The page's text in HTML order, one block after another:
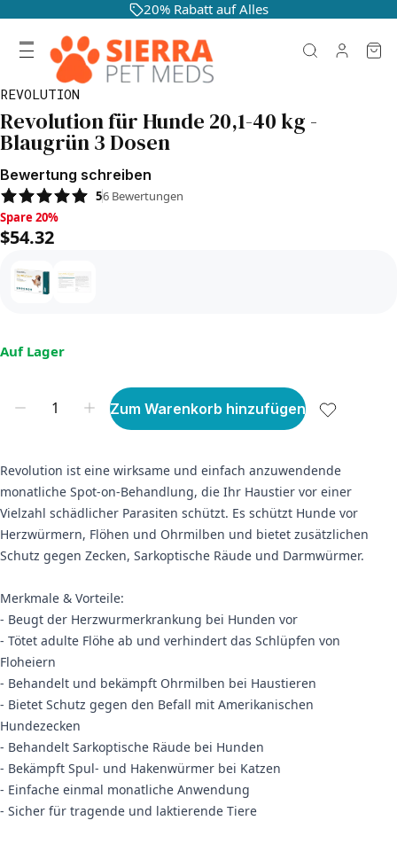
20% Rabatt auf Alles
REVOLUTION
Revolution für Hunde 20,1-40 kg -
Blaugrün 3 Dosen
Bewertung schreiben
56 Bewertungen
Spare 20%, $54.32
Spare 20%
$54.32
Auf Lager
Zum Warenkorb hinzufügen
Revolution ist eine wirksame und einfach anzuwendende
monatliche Spot-on-Behandlung, die Ihr Haustier vor einer
Vielzahl schädlicher Parasiten schützt. Es schützt Hunde vor
Herzwürmern, Flöhen und Ohrmilben und bietet zusätzlichen
Schutz gegen Zecken, Sarkoptische Räude und Darmwürmer.
Merkmale & Vorteile:
- Beugt der Herzwurmerkrankung bei Hunden vor
- Tötet adulte Flöhe ab und verhindert das Schlüpfen von
Floheiern
- Behandelt und bekämpft Ohrmilben bei Haustieren
- Bietet Schutz gegen den Befall mit Amerikanischen
Hundezecken
- Behandelt Sarkoptische Räude bei Hunden
- Bekämpft Spul- und Hakenwürmer bei Katzen
- Einfache einmal monatliche Anwendung
- Sicher für tragende und laktierende Tiere